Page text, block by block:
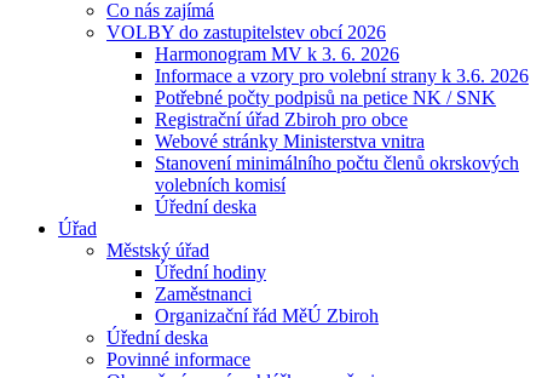
Co nás zajímá
VOLBY do zastupitelstev obcí 2026
Harmonogram MV k 3. 6. 2026
Informace a vzory pro volební strany k 3.6. 2026
Potřebné počty podpisů na petice NK / SNK
Registrační úřad Zbiroh pro obce
Webové stránky Ministerstva vnitra
Stanovení minimálního počtu členů okrskových
volebních komisí
Úřední deska
Úřad
Městský úřad
Úřední hodiny
Zaměstnanci
Organizační řád MěÚ Zbiroh
Úřední deska
Povinné informace